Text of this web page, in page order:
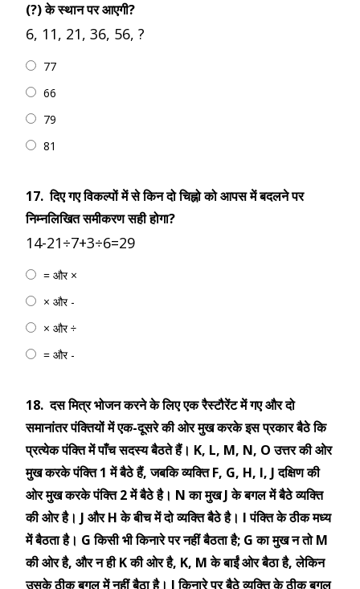
(?) के स्थान पर आएगी?
6, 11, 21, 36, 56, ?
77
66
79
81
17. दिए गए विकल्पों में से किन दो चिह्नो को आपस में बदलने पर
निम्नलिखित समीकरण सही होगा?
14-21÷7+3÷6=29
= और ×
× और -
× और ÷
= और -
18. दस मित्र भोजन करने के लिए एक रैस्टौरेंट में गए और दो
समानांतर पंक्तियों में एक-दूसरे की ओर मुख करके इस प्रकार बैठे कि
प्रत्येक पंक्ति में पाँच सदस्य बैठते हैं। K, L, M, N, O उत्तर की ओर
मुख करके पंक्ति 1 में बैठे हैं, जबकि व्यक्ति F, G, H, I, J दक्षिण की
ओर मुख करके पंक्ति 2 में बैठे है। N का मुख J के बगल में बैठे व्यक्ति
की ओर है। J और H के बीच में दो व्यक्ति बैठे है। I पंक्ति के ठीक मध्य
में बैठता है। G किसी भी किनारे पर नहीं बैठता है; G का मुख न तो M
की ओर है, और न ही K की ओर है, K, M के बाईं ओर बैठा है, लेकिन
उसके ठीक बगल में नहीं बैठा है। J किनारे पर बैठे व्यक्ति के ठीक बगल